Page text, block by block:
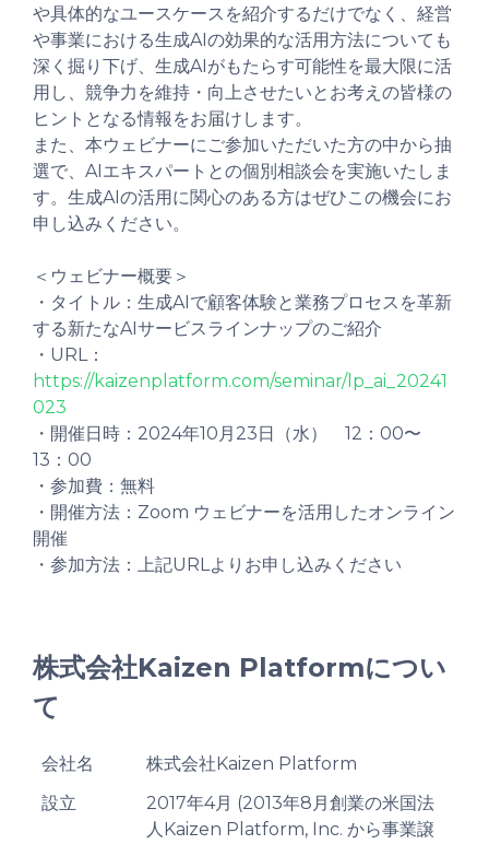
や具体的なユースケースを紹介するだけでなく、経営
や事業における生成AIの効果的な活用方法についても
深く掘り下げ、生成AIがもたらす可能性を最大限に活
用し、競争力を維持・向上させたいとお考えの皆様の
ヒントとなる情報をお届けします。
また、本ウェビナーにご参加いただいた方の中から抽
選で、AIエキスパートとの個別相談会を実施いたしま
す。生成AIの活用に関心のある方はぜひこの機会にお
申し込みください。
＜ウェビナー概要＞
・タイトル：生成AIで顧客体験と業務プロセスを革新
する新たなAIサービスラインナップのご紹介
・URL：
https://kaizenplatform.com/seminar/lp_ai_20241
023
・開催日時：2024年10月23日（水） 12：00〜
13：00
・参加費：無料
・開催方法：Zoom ウェビナーを活用したオンライン
開催
・参加方法：上記URLよりお申し込みください
株式会社Kaizen Platformについ
て
会社名
株式会社Kaizen Platform
設立
2017年4月 (2013年8月創業の米国法
人Kaizen Platform, Inc. から事業譲